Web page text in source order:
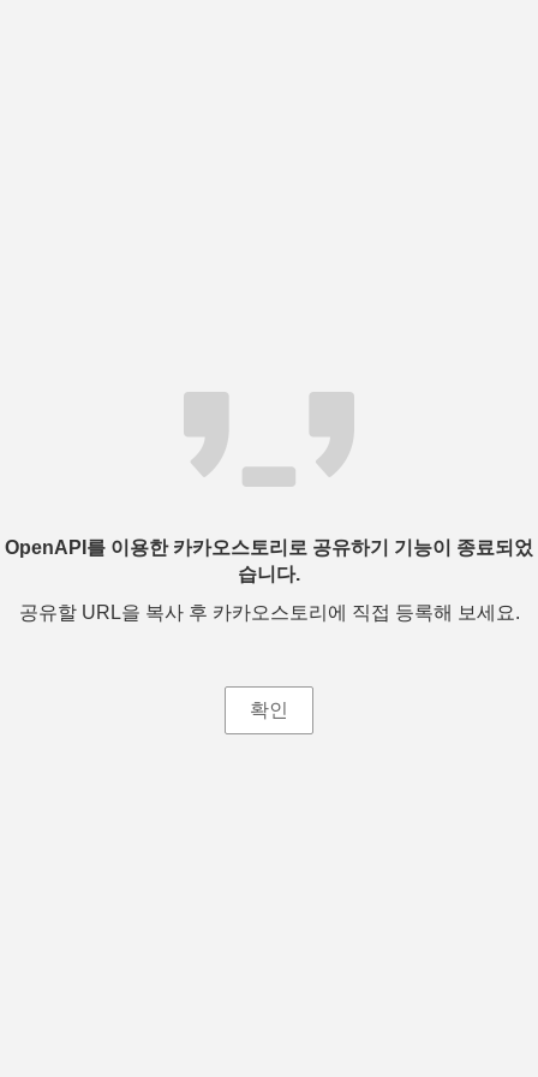
OpenAPI를 이용한 카카오스토리로 공유하기 기능이 종료되었
습니다.
공유할 URL을 복사 후 카카오스토리에 직접 등록해 보세요.
확인